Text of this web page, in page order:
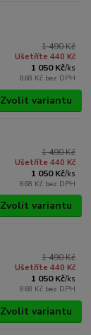
1 490 Kč
Ušetříte 440 Kč
1 050 Kč/ks
868 Kč bez DPH
Zvolit variantu
1 490 Kč
Ušetříte 440 Kč
1 050 Kč/ks
868 Kč bez DPH
Zvolit variantu
1 490 Kč
Ušetříte 440 Kč
1 050 Kč/ks
868 Kč bez DPH
Zvolit variantu